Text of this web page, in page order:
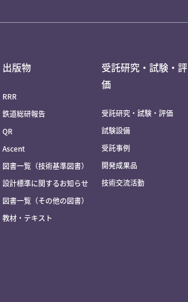
出版物
RRR
鉄道総研報告
QR
Ascent
図書一覧（技術基準図書）
設計標準に関するお知らせ
図書一覧（その他の図書）
教材・テキスト
受託研究・試験・評
価
受託研究・試験・評価
試験設備
受託事例
開発成果品
技術交流活動